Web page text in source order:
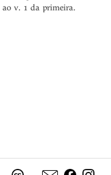
v. 1 da primeira.